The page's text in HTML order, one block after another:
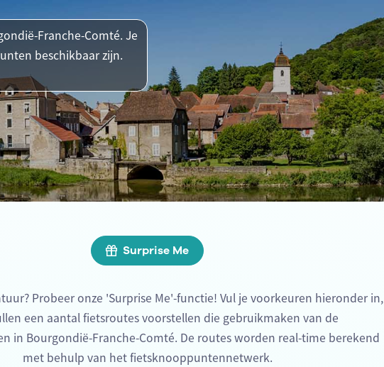
Franche-Comté. Je
beschikbaar zijn.
Surprise Me
Probeer onze 'Surprise Me'-functie! Vul je voorkeuren hieronder in,
een aantal fietsroutes voorstellen die gebruikmaken van de
in Bourgondië-Franche-Comté. De routes worden real-time berekend
met behulp van het fietsknooppuntennetwerk.